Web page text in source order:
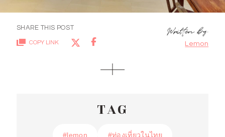
SHARE THIS POST
COPY LINK Lemon
TAG
#lemon
#lemon #ท่องเที่ยวในไทย
#ท่องเที่ยวในไทย